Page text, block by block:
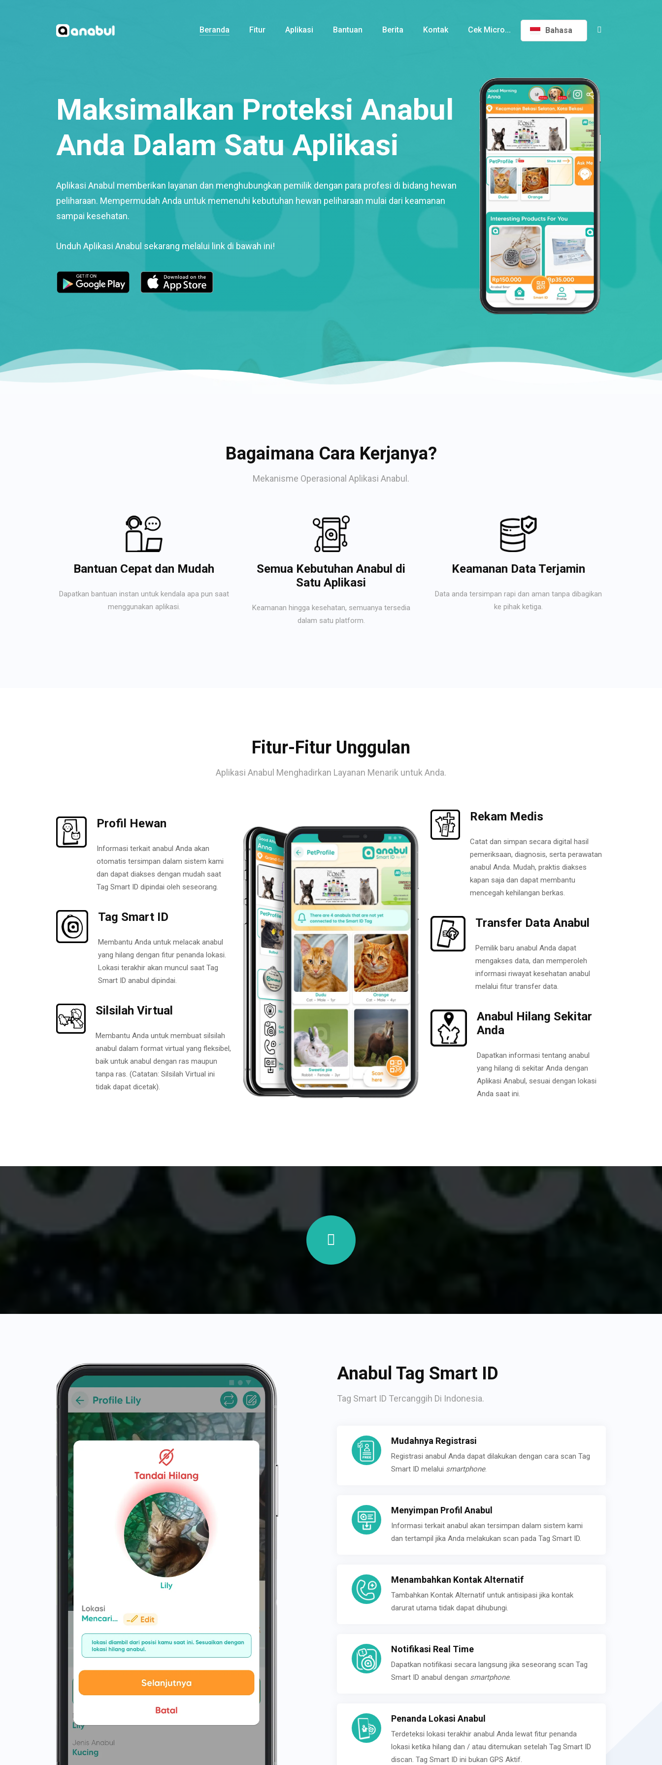
Beranda Fitur Aplikasi Bantuan Berita Kontak Cek Micro... Bahasa
Maksimalkan Proteksi Anabul
Anda Dalam Satu Aplikasi
Aplikasi Anabul memberikan layanan dan menghubungkan pemilik dengan para profesi di bidang hewan
peliharaan. Mempermudah Anda untuk memenuhi kebutuhan hewan peliharaan mulai dari keamanan
sampai kesehatan.
Unduh Aplikasi Anabul sekarang melalui link di bawah ini!
Bagaimana Cara Kerjanya?
Mekanisme Operasional Aplikasi Anabul.
Bantuan Cepat dan Mudah
Dapatkan bantuan instan untuk kendala apa pun saat
menggunakan aplikasi.
Semua Kebutuhan Anabul di
Satu Aplikasi
Keamanan hingga kesehatan, semuanya tersedia
dalam satu platform.
Keamanan Data Terjamin
Data anda tersimpan rapi dan aman tanpa dibagikan
ke pihak ketiga.
Fitur-Fitur Unggulan
Aplikasi Anabul Menghadirkan Layanan Menarik untuk Anda.
Profil Hewan
Informasi terkait anabul Anda akan
otomatis tersimpan dalam sistem kami
dan dapat diakses dengan mudah saat
Tag Smart ID dipindai oleh seseorang.
Tag Smart ID
Membantu Anda untuk melacak anabul
yang hilang dengan fitur penanda lokasi.
Lokasi terakhir akan muncul saat Tag
Smart ID anabul dipindai.
Silsilah Virtual
Membantu Anda untuk membuat silsilah
anabul dalam format virtual yang fleksibel,
baik untuk anabul dengan ras maupun
tanpa ras. (Catatan: Silsilah Virtual ini
tidak dapat dicetak).
Rekam Medis
Catat dan simpan secara digital hasil
pemeriksaan, diagnosis, serta perawatan
anabul Anda. Mudah, praktis diakses
kapan saja dan dapat membantu
mencegah kehilangan berkas.
Transfer Data Anabul
Pemilik baru anabul Anda dapat
mengakses data, dan memperoleh
informasi riwayat kesehatan anabul
melalui fitur transfer data.
Anabul Hilang Sekitar
Anda
Dapatkan informasi tentang anabul
yang hilang di sekitar Anda dengan
Aplikasi Anabul, sesuai dengan lokasi
Anda saat ini.
Anabul Tag Smart ID
Tag Smart ID Tercanggih Di Indonesia.
Mudahnya Registrasi
Registrasi anabul Anda dapat dilakukan dengan cara scan Tag
Smart ID melalui smartphone.
Menyimpan Profil Anabul
Informasi terkait anabul akan tersimpan dalam sistem kami
dan tertampil jika Anda melakukan scan pada Tag Smart ID.
Menambahkan Kontak Alternatif
Tambahkan Kontak Alternatif untuk antisipasi jika kontak
darurat utama tidak dapat dihubungi.
Notifikasi Real Time
Dapatkan notifikasi secara langsung jika seseorang scan Tag
Smart ID anabul dengan smartphone.
Penanda Lokasi Anabul
Terdeteksi lokasi terakhir anabul Anda lewat fitur penanda
lokasi ketika hilang dan / atau ditemukan setelah Tag Smart ID
discan. Tag Smart ID ini bukan GPS Aktif.